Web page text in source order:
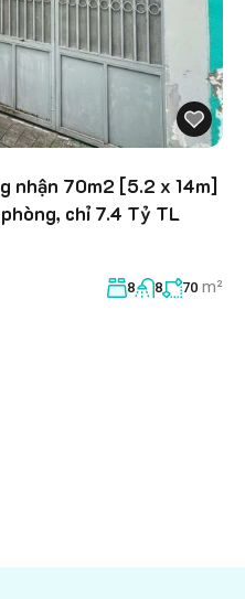
nhận 70m2 [5.2 x 14m]
chỉ 7.4 Tỷ TL
8 8 70 m²